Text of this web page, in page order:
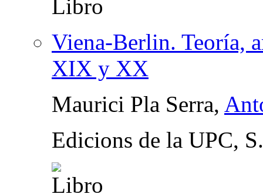
Viena-Berlin. Teoría,
XIX y XX
Maurici Pla Serra,
Edicions de la UPC,